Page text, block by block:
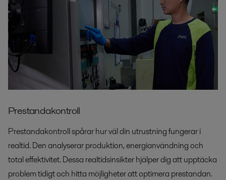
Prestandakontroll
Prestandakontroll spårar hur väl din utrustning fungerar i
realtid. Den analyserar produktion, energianvändning och
total effektivitet. Dessa realtidsinsikter hjälper dig att upptäcka
problem tidigt och hitta möjligheter att optimera prestandan.